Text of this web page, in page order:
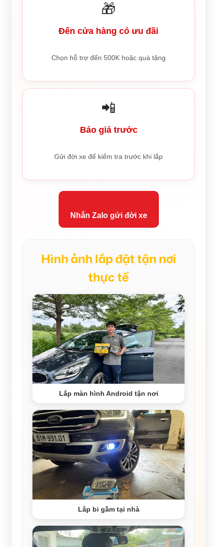
🎁
Đến cửa hàng có ưu đãi
Chọn hỗ trợ đến 500K hoặc quà tặng
📲
Báo giá trước
Gửi đời xe để kiểm tra trước khi lắp
Nhắn Zalo gửi đời xe
Hình ảnh lắp đặt tận nơi
thực tế
Lắp màn hình Android tận nơi
Lắp bi gầm tại nhà